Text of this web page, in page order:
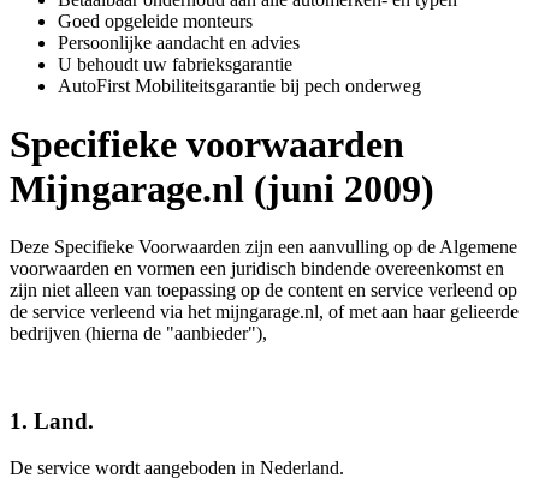
Goed opgeleide monteurs
Persoonlijke aandacht en advies
U behoudt uw fabrieksgarantie
AutoFirst Mobiliteitsgarantie bij pech onderweg
Specifieke voorwaarden
Mijngarage.nl (juni 2009)
Deze Specifieke Voorwaarden zijn een aanvulling op de Algemene
voorwaarden en vormen een juridisch bindende overeenkomst en
zijn niet alleen van toepassing op de content en service verleend op
de service verleend via het mijngarage.nl, of met aan haar gelieerde
bedrijven (hierna de "aanbieder"),
1. Land.
De service wordt aangeboden in Nederland.